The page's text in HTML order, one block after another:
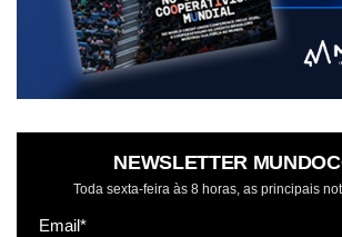
NEWSLETTER
Toda sexta-feira às 8 horas, as principais
Email*